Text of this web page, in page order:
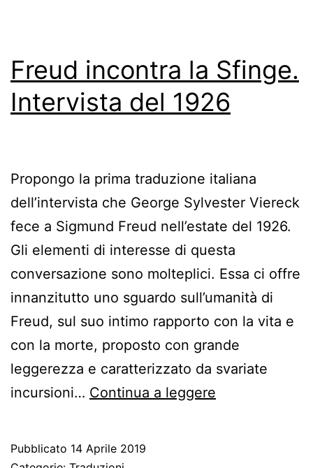
Freud incontra la Sfinge.
Intervista del 1926
Propongo la prima traduzione italiana
dell’intervista che George Sylvester Viereck
fece a Sigmund Freud nell’estate del 1926.
Gli elementi di interesse di questa
conversazione sono molteplici. Essa ci offre
innanzitutto uno sguardo sull’umanità di
Freud, sul suo intimo rapporto con la vita e
con la morte, proposto con grande
leggerezza e caratterizzato da svariate
incursioni… Continua a leggere
Pubblicato 14 Aprile 2019